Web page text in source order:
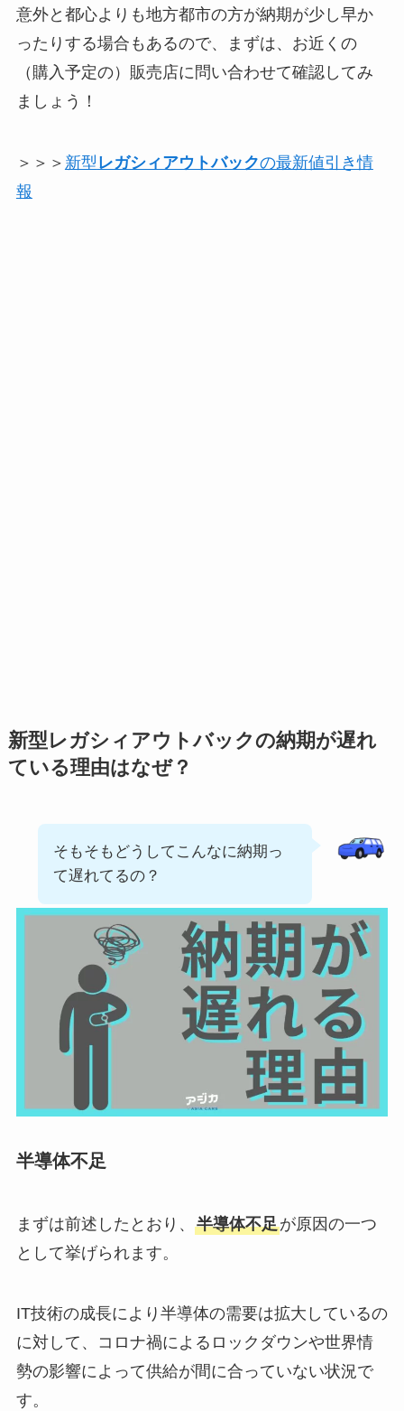
意外と都心よりも地方都市の方が納期が少し早か
ったりする場合もあるので、まずは、お近くの
（購入予定の）販売店に問い合わせて確認してみ
ましょう！
＞＞＞ 新型 レガシィアウトバックの最新値引き情
報
新型レガシィアウトバック の納期が遅れ
ている理由はなぜ？
そもそもどうしてこんなに納期っ
て遅れてるの？
半導体不足
まずは前述したとおり、 半導体不足が原因の一つ
として挙げられます。
IT技術の成長により半導体の需要は拡大しているの
に対して、コロナ禍によるロックダウンや世界情
勢の影響によって供給が間に合っていない状況で
す。